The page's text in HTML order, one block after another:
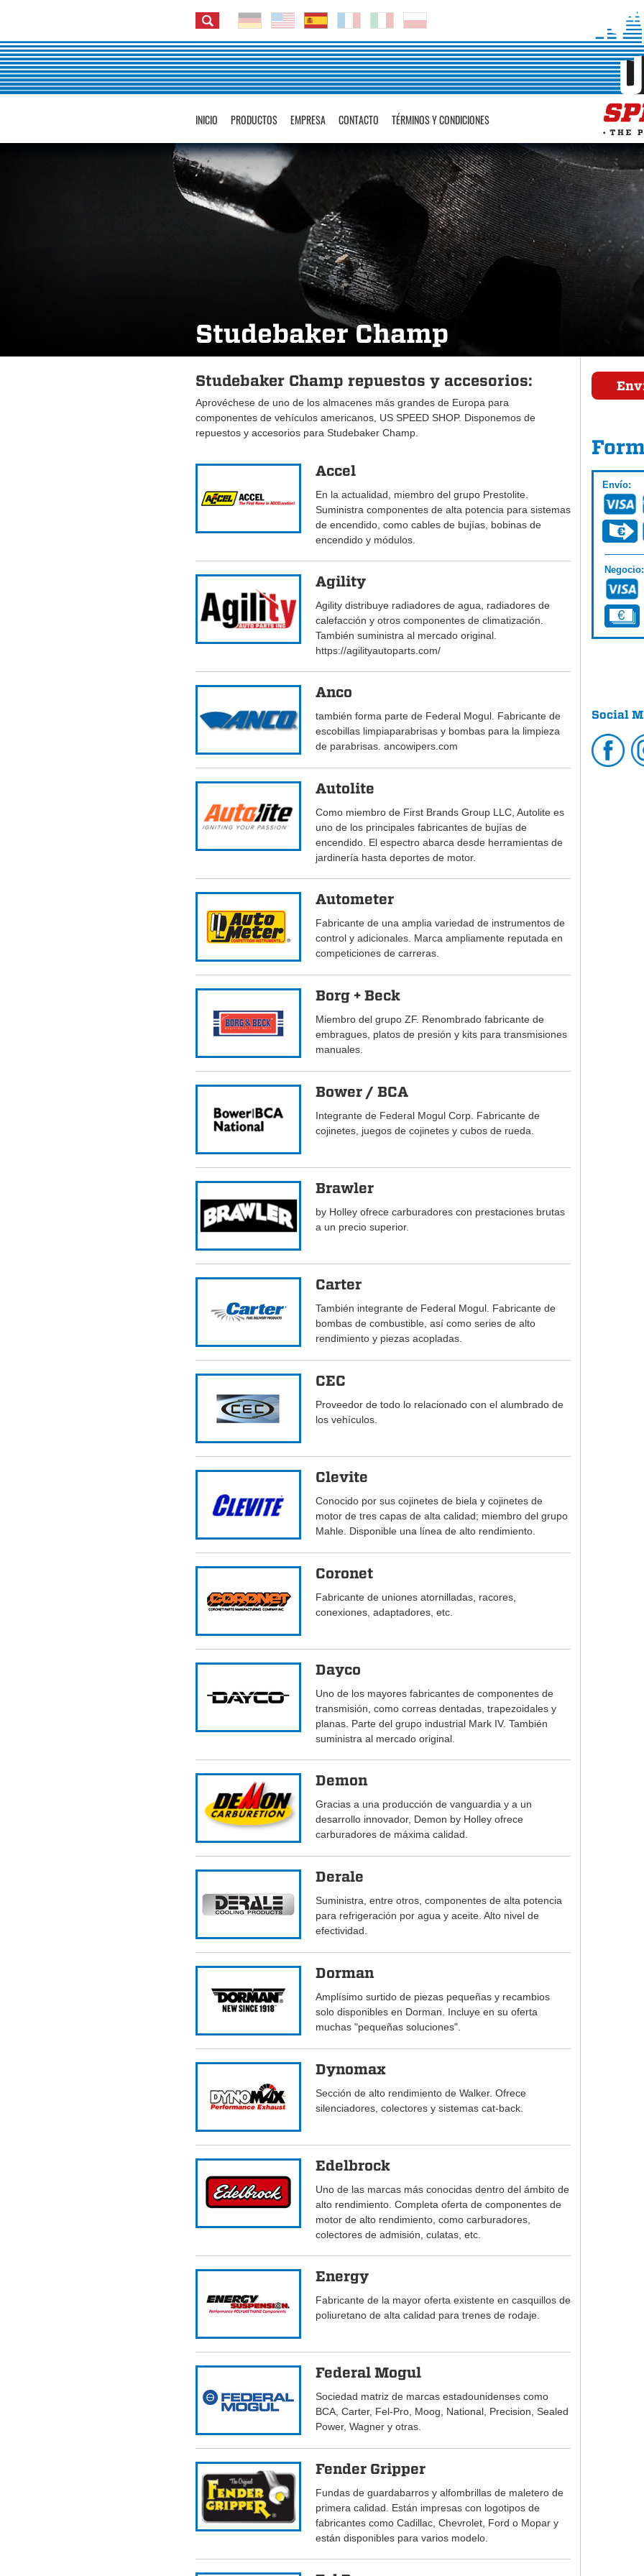
INICIO PRODUCTOS EMPRESA CONTACTO TÉRMINOS Y CONDICIONES
Studebaker Champ
Studebaker Champ repuestos y accesorios:
Aprovéchese de uno de los almacenes más grandes de Europa para
componentes de vehículos americanos, US SPEED SHOP. Disponemos de
repuestos y accesorios para Studebaker Champ.
Accel
En la actualidad, miembro del grupo Prestolite.
Suministra componentes de alta potencia para sistemas
de encendido, como cables de bujías, bobinas de
encendido y módulos.
Agility
Agility distribuye radiadores de agua, radiadores de
calefacción y otros componentes de climatización.
También suministra al mercado original.
https://agilityautoparts.com/
Anco
también forma parte de Federal Mogul. Fabricante de
escobillas limpiaparabrisas y bombas para la limpieza
de parabrisas. ancowipers.com
Autolite
Como miembro de First Brands Group LLC, Autolite es
uno de los principales fabricantes de bujías de
encendido. El espectro abarca desde herramientas de
jardinería hasta deportes de motor.
Autometer
Fabricante de una amplia variedad de instrumentos de
control y adicionales. Marca ampliamente reputada en
competiciones de carreras.
Borg + Beck
Miembro del grupo ZF. Renombrado fabricante de
embragues, platos de presión y kits para transmisiones
manuales.
Bower / BCA
Integrante de Federal Mogul Corp. Fabricante de
cojinetes, juegos de cojinetes y cubos de rueda.
Brawler
by Holley ofrece carburadores con prestaciones brutas
a un precio superior.
Carter
También integrante de Federal Mogul. Fabricante de
bombas de combustible, así como series de alto
rendimiento y piezas acopladas.
CEC
Proveedor de todo lo relacionado con el alumbrado de
los vehículos.
Clevite
Conocido por sus cojinetes de biela y cojinetes de
motor de tres capas de alta calidad; miembro del grupo
Mahle. Disponible una línea de alto rendimiento.
Coronet
Fabricante de uniones atornilladas, racores,
conexiones, adaptadores, etc.
Dayco
Uno de los mayores fabricantes de componentes de
transmisión, como correas dentadas, trapezoidales y
planas. Parte del grupo industrial Mark IV. También
suministra al mercado original.
Demon
Gracias a una producción de vanguardia y a un
desarrollo innovador, Demon by Holley ofrece
carburadores de máxima calidad.
Derale
Suministra, entre otros, componentes de alta potencia
para refrigeración por agua y aceite. Alto nivel de
efectividad.
Dorman
Amplísimo surtido de piezas pequeñas y recambios
solo disponibles en Dorman. Incluye en su oferta
muchas "pequeñas soluciones".
Dynomax
Sección de alto rendimiento de Walker. Ofrece
silenciadores, colectores y sistemas cat-back.
Edelbrock
Uno de las marcas más conocidas dentro del ámbito de
alto rendimiento. Completa oferta de componentes de
motor de alto rendimiento, como carburadores,
colectores de admisión, culatas, etc.
Energy
Fabricante de la mayor oferta existente en casquillos de
poliuretano de alta calidad para trenes de rodaje.
Federal Mogul
Sociedad matriz de marcas estadounidenses como
BCA, Carter, Fel-Pro, Moog, National, Precision, Sealed
Power, Wagner y otras.
Fender Gripper
Fundas de guardabarros y alfombrillas de maletero de
primera calidad. Están impresas con logotipos de
fabricantes como Cadillac, Chevrolet, Ford o Mopar y
están disponibles para varios modelo.
Envío:
Negocio:
Social